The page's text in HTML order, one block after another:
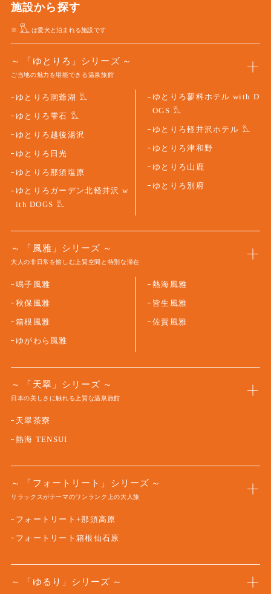
施設から探す
※ は愛犬と泊まれる施設です
「ゆとりろ」シリーズ
ご当地の魅力を堪能できる温泉旅館
ゆとりろ洞爺湖
ゆとりろ雫石
ゆとりろ越後湯沢
ゆとりろ日光
ゆとりろ那須塩原
ゆとりろガーデン北軽井沢 w
ith DOGS
ゆとりろ蓼科ホテル with D
OGS
ゆとりろ軽井沢ホテル
ゆとりろ津和野
ゆとりろ山鹿
ゆとりろ別府
「風雅」シリーズ
大人の非日常を愉しむ上質空間と特別な滞在
鳴子風雅
秋保風雅
箱根風雅
ゆがわら風雅
熱海風雅
皆生風雅
佐賀風雅
「天翠」シリーズ
日本の美しさに触れる上質な温泉旅館
天翠茶寮
熱海 TENSUI
「フォートリート」シリーズ
リラックスがテーマのワンランク上の大人旅
フォートリート+那須高原
フォートリート箱根仙石原
「ゆるり」シリーズ